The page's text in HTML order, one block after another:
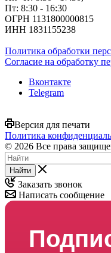
Пт: 8:30 - 16:30
ОГРН 1131800000815
ИНН 1831155238
Политика обработки
Согласие на обработку
Вконтакте
Telegram
Версия для печати
Политика
© 2026 Все права
Найти
Заказать звонок
Написать сообщение